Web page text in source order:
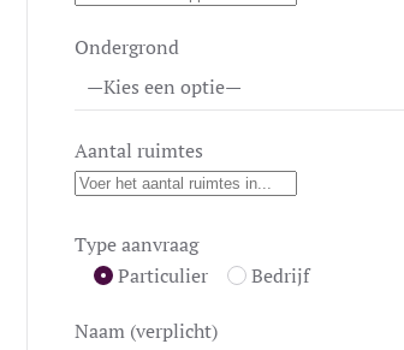
Ondergrond
Aantal ruimtes
Type aanvraag
Particulier
Bedrijf
Naam (verplicht)